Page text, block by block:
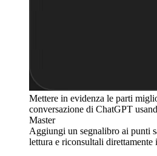
Mettere in evidenza le parti
conversazione di ChatGPT
Master
Aggiungi un segnalibro ai punti
lettura e riconsultali direttamente